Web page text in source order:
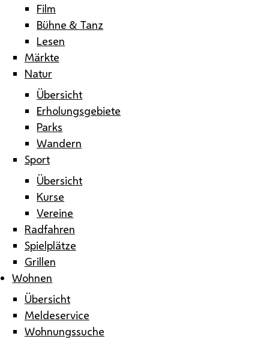
Film
Bühne & Tanz
Lesen
Märkte
Natur
Übersicht
Erholungsgebiete
Parks
Wandern
Sport
Übersicht
Kurse
Vereine
Radfahren
Spielplätze
Grillen
Wohnen
Übersicht
Meldeservice
Wohnungssuche